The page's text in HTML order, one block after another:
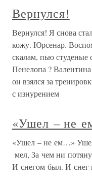
Вернулся!
Вернулся! Я снова
кожу. Юрсенар.
скалам, пью
Пенелопа ?
он взялся за
с изнурением
«Ушел – не
«Ушел – не ем…»
мел, За чем ни
И снегом был. И снег